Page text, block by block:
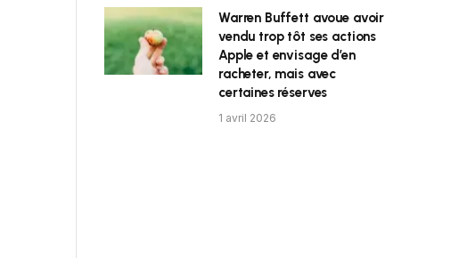
Warren Buffett avoue avoir
vendu trop tôt ses actions
Apple et envisage d’en
racheter, mais avec
certaines réserves
1 avril 2026